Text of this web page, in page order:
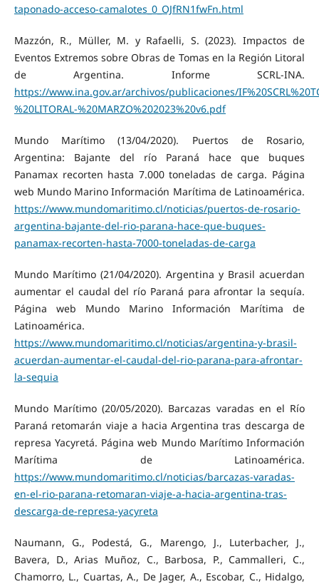
taponado-acceso-camalotes_0_OJfRN1fwFn.html
Mazzón, R., Müller, M. y Rafaelli, S. (2023). Impactos de
Eventos Extremos sobre Obras de Tomas en la Región Litoral
de Argentina. Informe SCRL-INA.
https://www.ina.gov.ar/archivos/publicaciones/
%20LITORAL-%20MARZO%202023%20v6.pdf
Mundo Marítimo (13/04/2020). Puertos de Rosario,
Argentina: Bajante del río Paraná hace que buques
Panamax recorten hasta 7.000 toneladas de carga. Página
web Mundo Marino Información Marítima de Latinoamérica.
https://www.mundomaritimo.cl/noticias/puertos-de-rosario-
argentina-bajante-del-rio-parana-hace-que-buques-
panamax-recorten-hasta-7000-toneladas-de-carga
Mundo Marítimo (21/04/2020). Argentina y Brasil acuerdan
aumentar el caudal del río Paraná para afrontar la sequía.
Página web Mundo Marino Información Marítima de
Latinoamérica.
https://www.mundomaritimo.cl/noticias/argentina-y-brasil-
acuerdan-aumentar-el-caudal-del-rio-parana-para-afrontar-
la-sequia
Mundo Marítimo (20/05/2020). Barcazas varadas en el Río
Paraná retomarán viaje a hacia Argentina tras descarga de
represa Yacyretá. Página web Mundo Marítimo Información
Marítima de Latinoamérica.
https://www.mundomaritimo.cl/noticias/barcazas-varadas-
en-el-rio-parana-retomaran-viaje-a-hacia-argentina-tras-
descarga-de-represa-yacyreta
Naumann, G., Podestá, G., Marengo, J., Luterbacher, J.,
Bavera, D., Arias Muñoz, C., Barbosa, P., Cammalleri, C.,
Chamorro, L., Cuartas, A., De Jager, A., Escobar, C., Hidalgo,